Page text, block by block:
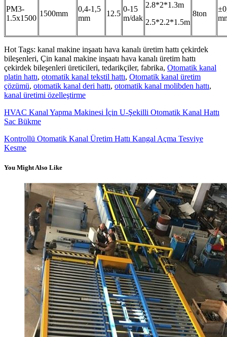
PM3-
1.5x1500
1500mm
0,4-1,5
mm
12.5
0-15
m/dak
2.8*2*1.3m
2.5*2.2*1.5m
8ton
Hot Tags: kanal makine inşaatı hava kanalı üretim hattı çekirdek
bileşenleri, Çin kanal makine inşaatı hava kanalı üretim hattı
çekirdek bileşenleri üreticileri, tedarikçiler, fabrika, Otomatik kanal
platin hattı, otomatik kanal tekstil hattı, Otomatik kanal üretim
çözümü, otomatik kanal deri hattı, otomatik kanal molibden hattı,
kanal üretimi özelleştirme
HVAC Kanal Yapma Makinesi İçin U-Şekilli Otomatik Kanal Hattı
Sac Bükme
Kontrollü Otomatik Kanal Üretim Hattı Kangal Açma Tesviye
Kesme
You Might Also Like